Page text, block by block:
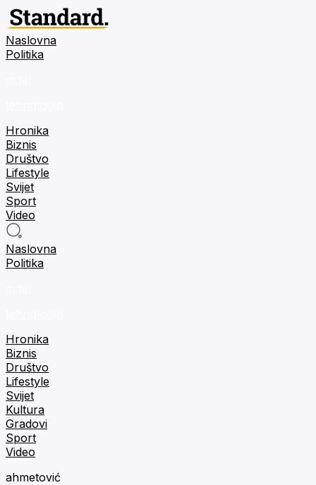
Naslovna
Politika
Hronika
Biznis
Društvo
Lifestyle
Svijet
Sport
Video
Naslovna
Politika
Hronika
Biznis
Društvo
Lifestyle
Svijet
Kultura
Gradovi
Sport
Video
ahmetović